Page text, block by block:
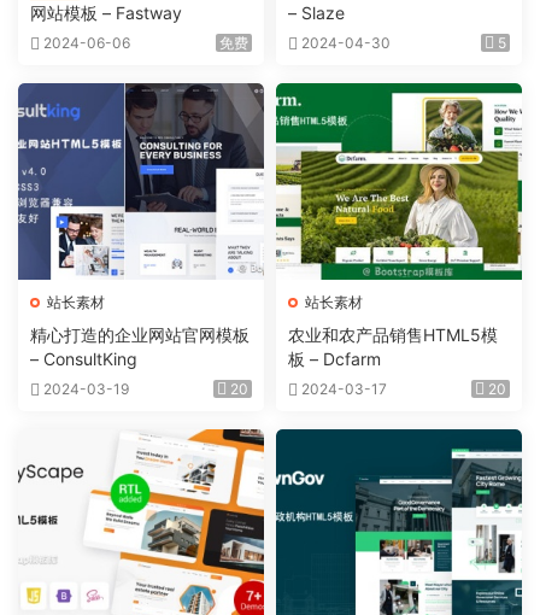
网站模板 – Fastway
2024-06-06 免费
– Slaze
2024-04-30 5
站长素材
精心打造的企业网站官网模板
– ConsultKing
2024-03-19 20
站长素材
农业和农产品销售HTML5模
板 – Dcfarm
2024-03-17 20